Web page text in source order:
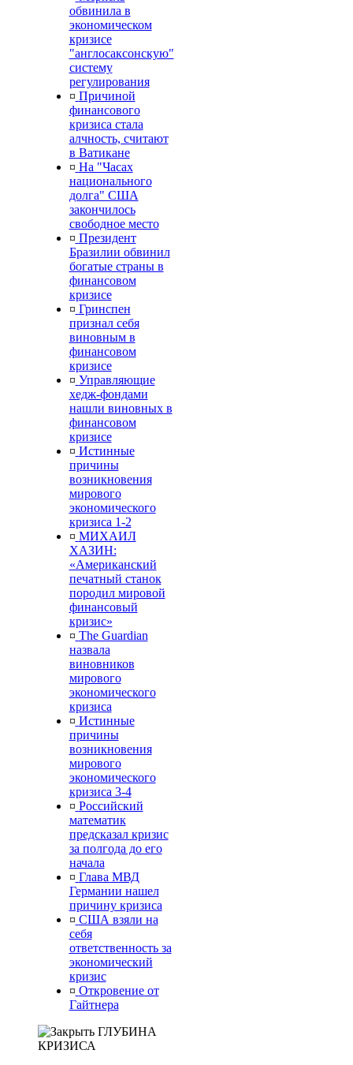
обвинила в
экономическом
кризисе
"англосаксонскую"
систему
регулирования
¤ Причиной
финансового
кризиса стала
алчность, считают
в Ватикане
¤ На "Часах
национального
долга" США
закончилось
свободное место
¤ Президент
Бразилии обвинил
богатые страны в
финансовом
кризисе
¤ Гринспен
признал себя
виновным в
финансовом
кризисе
¤ Управляющие
хедж-фондами
нашли виновных в
финансовом
кризисе
¤ Истинные
причины
возникновения
мирового
экономического
кризиса 1-2
¤ МИХАИЛ
ХАЗИН:
«Американский
печатный станок
породил мировой
финансовый
кризис»
¤ The Guardian
назвала
виновников
мирового
экономического
кризиса
¤ Истинные
причины
возникновения
мирового
экономического
кризиса 3-4
¤ Российский
математик
предсказал кризис
за полгода до его
начала
¤ Глава МВД
Германии нашел
причину кризиса
¤ США взяли на
себя
ответственность за
экономический
кризис
¤ Откровение от
Гайтнера
ГЛУБИНА
КРИЗИСА